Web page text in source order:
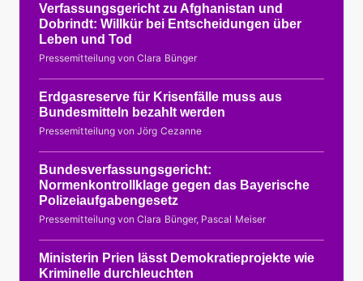
Verfassungsgericht zu Afghanistan und
Dobrindt: Willkür bei Entscheidungen über
Leben und Tod
Pressemitteilung von Clara Bünger
Erdgasreserve für Krisenfälle muss aus
Bundesmitteln bezahlt werden
Pressemitteilung von Jörg Cezanne
Bundesverfassungsgericht:
Normenkontrollklage gegen das Bayerische
Polizeiaufgabengesetz
Pressemitteilung von Clara Bünger, Pascal Meiser
Ministerin Prien lässt Demokratieprojekte wie
Kriminelle durchleuchten